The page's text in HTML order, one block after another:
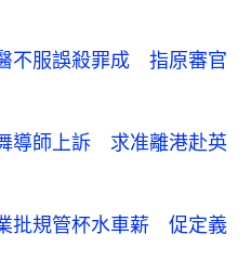
不服誤殺罪成 指原審官
導師上訴 求准離港赴英
批規管杯水車薪 促定義